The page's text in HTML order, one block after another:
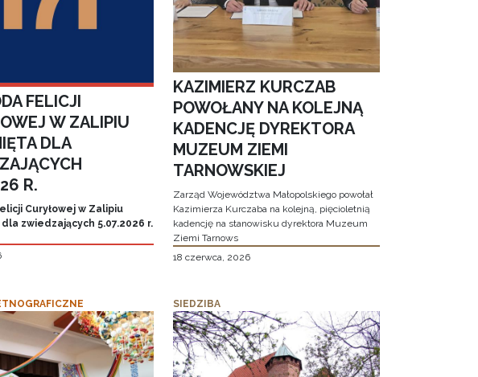
FELICJI
W ZALIPIU
DLA
R.
Curyłowej w Zalipiu
zwiedzających 5.07.2026 r.
KAZIMIERZ KURCZAB
POWOŁANY NA KOLEJNĄ
KADENCJĘ DYREKTORA
MUZEUM ZIEMI
TARNOWSKIEJ
Zarząd Województwa Małopolskiego powołał
Kazimierza Kurczaba na kolejną, pięcioletnią
kadencję na stanowisku dyrektora Muzeum
Ziemi Tarnows
18 czerwca, 2026
SIEDZIBA